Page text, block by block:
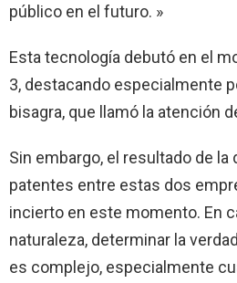
público en el futuro. »
Esta tecnología debutó en el
3, destacando especialmente
bisagra, que llamó la atención
Sin embargo, el resultado de la
patentes entre estas dos
incierto en este momento. En
naturaleza, determinar la
es complejo, especialmente